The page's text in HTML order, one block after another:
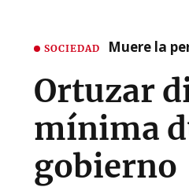
SOCIEDAD Muere la
Ortuzar
mínima
gobierno